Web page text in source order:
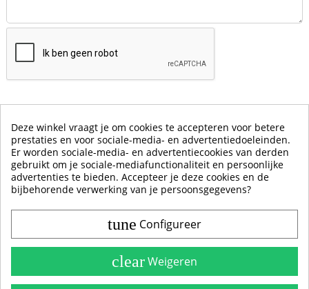
Deze winkel vraagt je om cookies te accepteren voor betere
prestaties en voor sociale-media- en advertentiedoeleinden.
Er worden sociale-media- en advertentiecookies van derden
gebruikt om je sociale-mediafunctionaliteit en persoonlijke
advertenties te bieden. Accepteer je deze cookies en de
bijbehorende verwerking van je persoonsgegevens?
tune Configureer
clearWeigeren